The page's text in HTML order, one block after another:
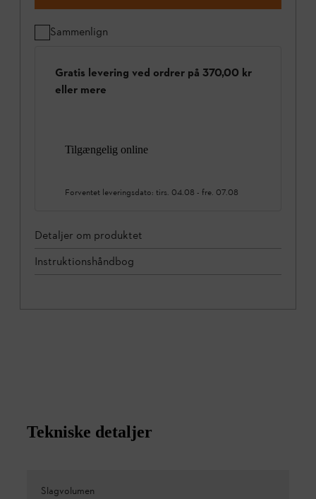
Sammenlign
Gratis levering ved ordrer på 370,00 kr
eller mere
Tilgængelig online
Forventet leveringsdato: tirs. 04.08 - fre. 07.08
Detaljer om produktet
Instruktionshåndbog
Tekniske detaljer
Slagvolumen